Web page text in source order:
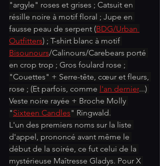
"argyle" roses et grises ; Catsuit en
résille noire à motif floral ; Jupe en
fausse peau de serpent (BDG/Urban
Outfitters) ; T-shirt blanc à motif
Bisounours/Calinours/Carebears porté
en crop trop ; Gros foulard rose ;
"Couettes" + Serre-tête, cœur et fleurs,
rose ; (Et parfois, comme l'an dernier...)
Veste noire rayée + Broche Molly
"Sixteen Candles" Ringwald.
L'un des premiers noms sur la liste
d'appel, prononcé avant même le
début de la soirée, ce fut celui de la
mystérieuse Maîtresse Gladys. Pour X